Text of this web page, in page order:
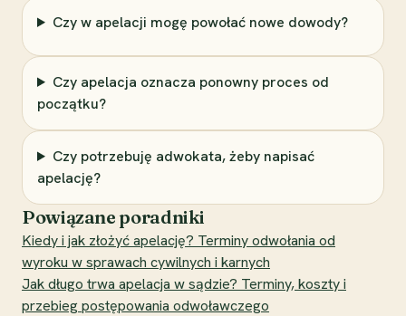
Czy w apelacji mogę powołać nowe dowody?
Czy apelacja oznacza ponowny proces od
początku?
Czy potrzebuję adwokata, żeby napisać
apelację?
Powiązane poradniki
Kiedy i jak złożyć apelację? Terminy odwołania od
wyroku w sprawach cywilnych i karnych
Jak długo trwa apelacja w sądzie? Terminy, koszty i
przebieg postępowania odwoławczego